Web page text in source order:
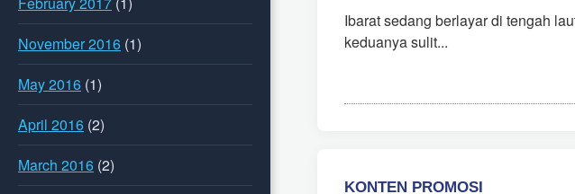
November 2016 (1)
May 2016 (1)
April 2016 (2)
March 2016 (2)
Ibarat sedang berlayar di tengah
keduanya sulit...